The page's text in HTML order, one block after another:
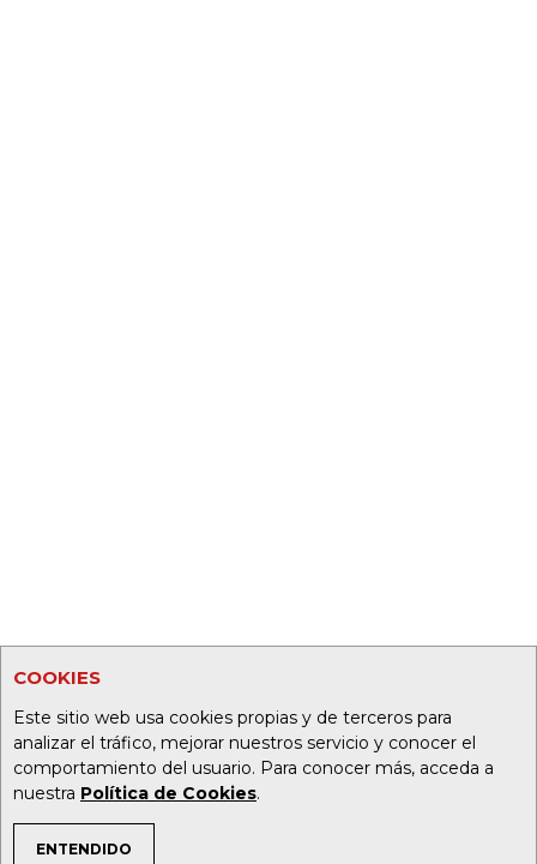
COOKIES
Este sitio web usa cookies propias y de terceros para
analizar el tráfico, mejorar nuestros servicio y conocer el
comportamiento del usuario. Para conocer más, acceda a
nuestra Política de Cookies.
ENTENDIDO